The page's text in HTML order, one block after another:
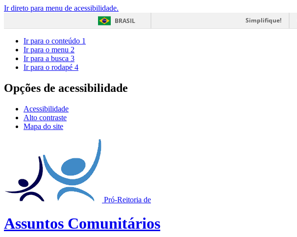
Ir direto para menu de acessibilidade.
BRASIL
Simplifique!
Ir para o conteúdo 1
Ir para o menu 2
Ir para a busca 3
Ir para o rodapé 4
Opções de acessibilidade
Acessibilidade
Alto contraste
Mapa do site
Pró-Reitoria de
Assuntos Comunitários